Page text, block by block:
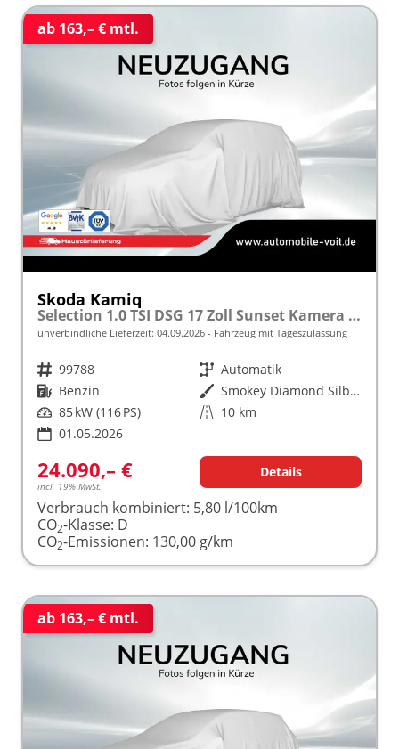
ab 163,– € mtl.
Skoda Kamiq
Selection 1.0 TSI DSG 17 Zoll Sunset Kamera PDC v+h
unverbindliche Lieferzeit: 04.09.2026 Fahrzeug mit Tageszulassung
Fahrzeugnr. 99788 Getriebe Automatik
Kraftstoff Benzin Außenfarbe
Smokey Diamond Silber Metallic
Leistung 85 kW (116 PS) Kilometerstand 10 km
01.05.2026
24.090,– €
incl. 19% MwSt.
Details
Verbrauch kombiniert: 5,80 l/100km
CO2-Klasse: D
CO2-Emissionen: 130,00 g/km
ab 163,– € mtl.